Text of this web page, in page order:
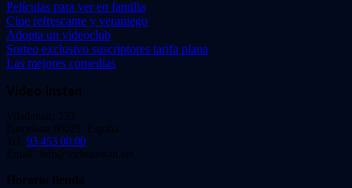
Películas para ver en familia
Cine refrescante y veraniego
Adopta un videoclub
Sorteo exclusivo suscriptores tarifa plana
Las mejores comedias
Video Instan
Viladomat, 239
Barcelona 08029. España.
Tel: 93 453 00 00
Email: info@videoinstan.net
Horario tienda